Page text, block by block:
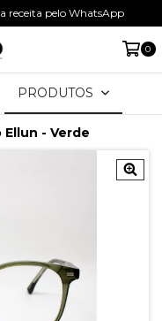
receita pelo WhatsApp
0
PRODUTOS
Ellun - Verde